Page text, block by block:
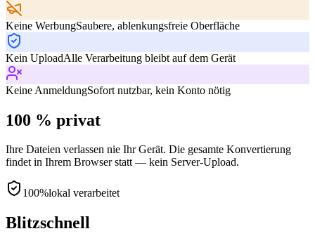
Keine WerbungSaubere, ablenkungsfreie Oberfläche
Kein UploadAlle Verarbeitung bleibt auf dem Gerät
Keine AnmeldungSofort nutzbar, kein Konto nötig
100 % privat
Ihre Dateien verlassen nie Ihr Gerät. Die gesamte Konvertierung
findet in Ihrem Browser statt — kein Server-Upload.
100%lokal verarbeitet
Blitzschnell